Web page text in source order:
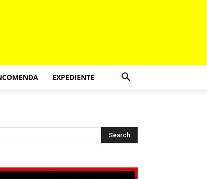
EXPEDIENTE